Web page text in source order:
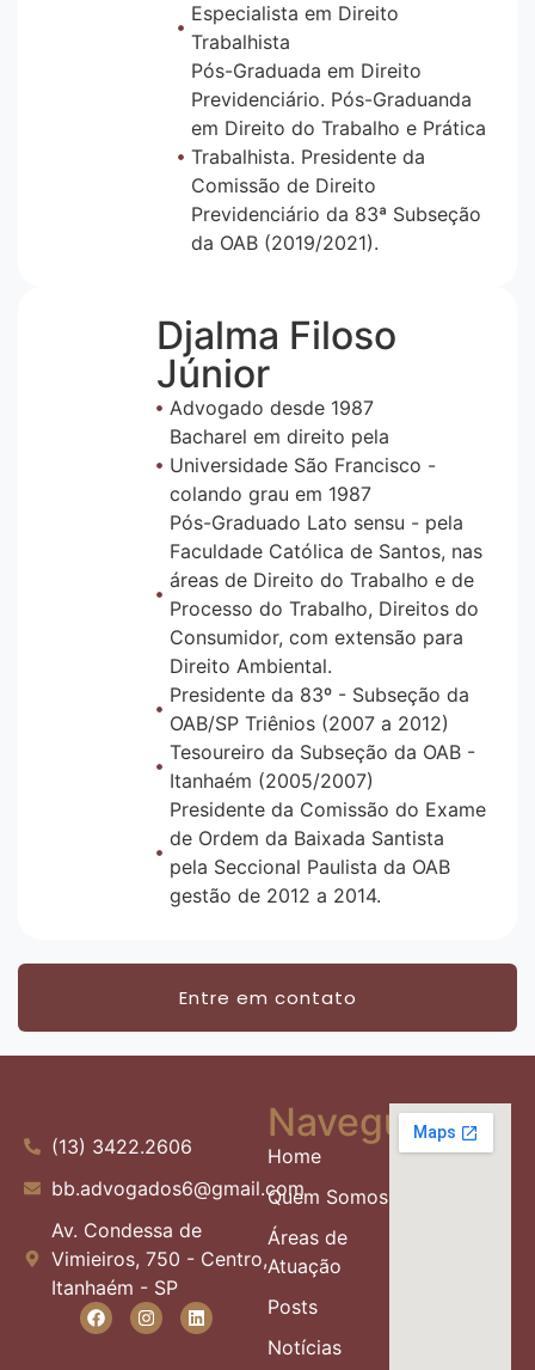
Especialista em Direito
Trabalhista
Pós-Graduada em Direito
Previdenciário. Pós-Graduanda
em Direito do Trabalho e Prática
Trabalhista. Presidente da
Comissão de Direito
Previdenciário da 83ª Subseção
da OAB (2019/2021).
Djalma Filoso
Júnior
Advogado desde 1987
Bacharel em direito pela
Universidade São Francisco -
colando grau em 1987
Pós-Graduado Lato sensu - pela
Faculdade Católica de Santos, nas
áreas de Direito do Trabalho e de
Processo do Trabalho, Direitos do
Consumidor, com extensão para
Direito Ambiental.
Presidente da 83º - Subseção da
OAB/SP Triênios (2007 a 2012)
Tesoureiro da Subseção da OAB -
Itanhaém (2005/2007)
Presidente da Comissão do Exame
de Ordem da Baixada Santista
pela Seccional Paulista da OAB
gestão de 2012 a 2014.
Entre em contato
(13) 3422.2606
bb.advogados6@gmail.com
Av. Condessa de
Vimieiros, 750 - Centro,
Itanhaém - SP
Navegue
Home
Quem Somos
Áreas de
Atuação
Posts
Notícias